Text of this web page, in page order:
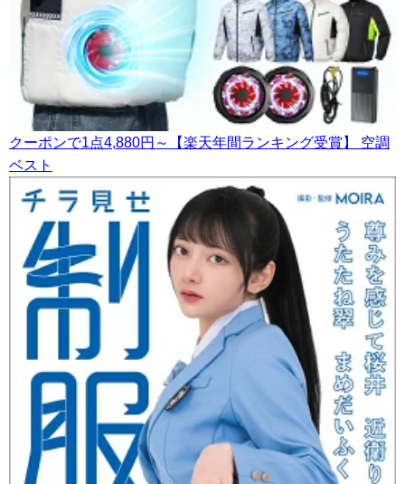
クーポンで1点4,880円～【楽天年間ランキング受賞】 空調
ベスト